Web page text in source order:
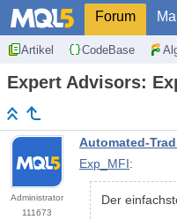
Forum
Artikel CodeBase
Expert Advisors:
Administrator
111673
Automated-
Exp_MFI:
Der